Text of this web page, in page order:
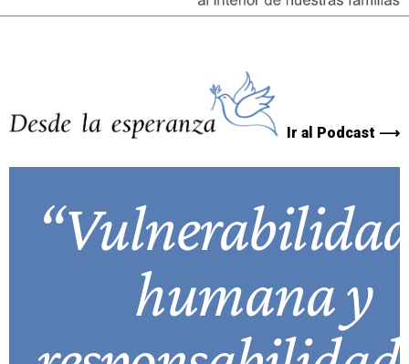
Ir al Podcast ⟶
humana y